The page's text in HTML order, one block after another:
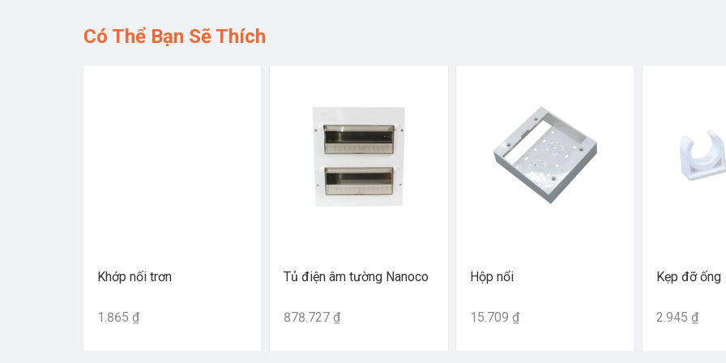
Có Thể Bạn Sẽ Thích
Khớp nối trơn
1.865 ₫
Tủ điện âm tường Nanoco
878.727 ₫
Hộp nổi
15.709 ₫
Kẹp đỡ ống
2.945 ₫